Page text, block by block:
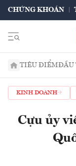
CHỨNG KHOÁN
TIÊU ĐIỂMĐẦU
KINH DOANH
Cựu ủy